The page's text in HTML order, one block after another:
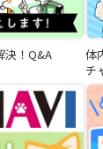
決！Q&A
体
チ